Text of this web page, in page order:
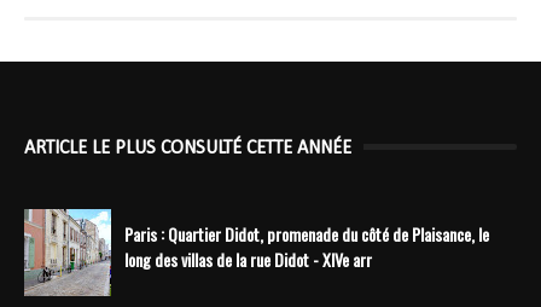
ARTICLE LE PLUS CONSULTÉ CETTE ANNÉE
Paris : Quartier Didot, promenade du côté de Plaisance, le
long des villas de la rue Didot - XIVe arr